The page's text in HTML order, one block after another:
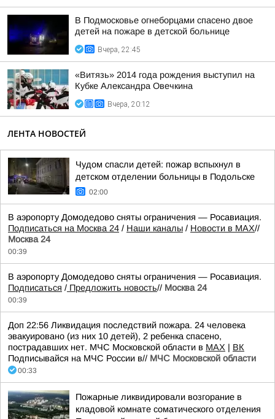
В Подмосковье огнеборцами спасено двое
детей на пожаре в детской больнице
Вчера, 22:45
«Витязь» 2014 года рождения выступил на
Кубке Александра Овечкина
Вчера, 20:12
ЛЕНТА НОВОСТЕЙ
Чудом спасли детей: пожар вспыхнул в
детском отделении больницы в Подольске
02:00
В аэропорту Домодедово сняты ограничения — Росавиация.
Подписаться на Москва 24 / Наши каналы / Новости в MAX//
Москва 24
00:39
В аэропорту Домодедово сняты ограничения — Росавиация.
Подписаться / Предложить новость// Москва 24
00:39
Доп 22:56 Ликвидация последствий пожара. 24 человека
эвакуировано (из них 10 детей), 2 ребенка спасено,
пострадавших нет. МЧС Московской области в MAX | ВК
Подписывайся на МЧС России в// МЧС Московской области
00:33
Пожарные ликвидировали возгорание в
кладовой комнате соматического отделения